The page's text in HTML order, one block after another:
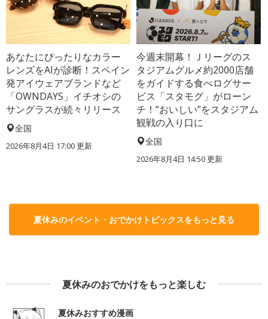
あなたにぴったりなカラー
レンズをAIが診断！スペイン
発アイウェアブランドなど
「OWNDAYS」イチオシの
サングラスが続々リリース
全国
2026年8月4日 17:00更新
今週末開幕！Ｊリーグのス
タジアムグルメ約2000店舗
をガイドする食べログサー
ビス「スタモグ」がローン
チ！“おいしい”をスタジアム
観戦の入り口に
全国
2026年8月4日 14:50更新
夏休みのイベント・おでかけトピックスをもっと見る
夏休みのおでかけをもっと楽しむ
夏休みおすすめ漫画